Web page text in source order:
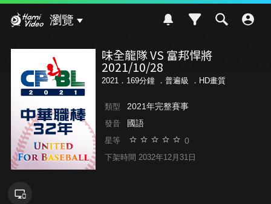
瀏覽
味全龍隊 VS 富邦悍將
2021/10/28
2021．169分鐘 ． 普遍級 ．HD畫質
類型 2021年完整賽事
發音 國語
星等 0
下架時間 2032年12月31日